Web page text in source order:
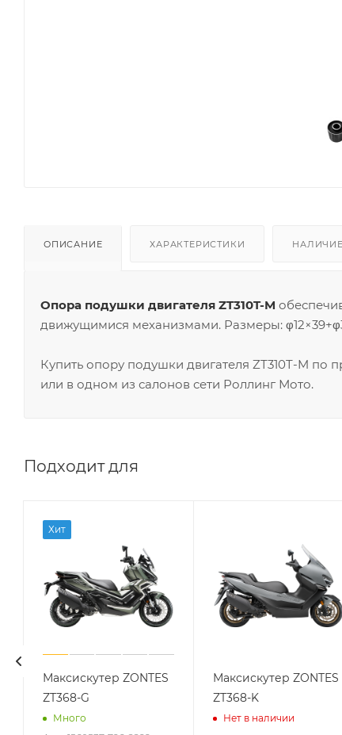
ОПИСАНИЕ ХАРАКТЕРИСТИКИ НАЛИЧИЕ
Опора подушки двигателя ZT310T-M
движущимися механизмами. Размеры:
Купить опору подушки двигателя ZT310T-M
или в одном из салонов сети Роллинг Мото.
Подходит для
Хит
Максискутер ZONTES
ZT368-G
Много
Максискутер ZONTES
ZT368-K
Нет в наличии